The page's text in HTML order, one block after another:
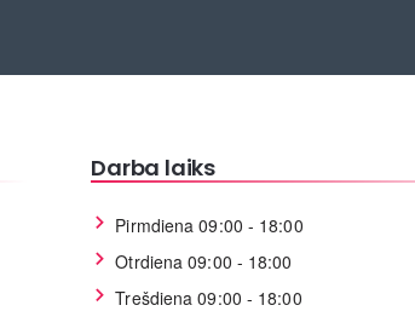
Darba laiks
Pirmdiena 09:00 - 18:00
Otrdiena 09:00 - 18:00
Trešdiena 09:00 - 18:00